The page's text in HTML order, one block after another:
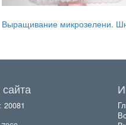
Выращивание микрозелени.
20081